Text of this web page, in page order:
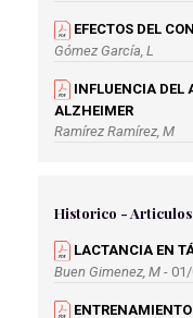
EFECTOS DEL
Gómez García, L
INFLUENCIA DEL
ALZHEIMER
Ramírez Ramírez, M
Gómez García, L
BABY-LED
Godoy Moreno, C
NECESIDAD DE
Historico - Articulos
LACTANCIA EN
Buen Gimenez, M -